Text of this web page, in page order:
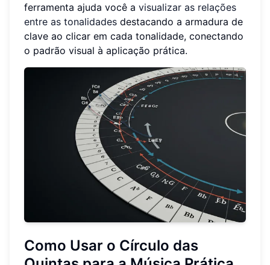
ferramenta ajuda você a visualizar as relações
entre as tonalidades destacando a armadura de
clave ao clicar em cada tonalidade, conectando
o padrão visual à aplicação prática.
Como Usar o Círculo das